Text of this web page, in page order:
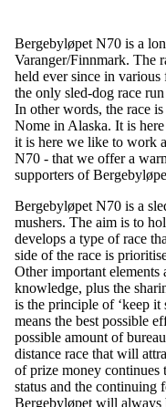
Bergebyløpet N70 is a
Varanger/Finnmark. The
held ever since in various
the only sled-dog race
In other words, the race
Nome in Alaska. It is
it is here we like to work
N70 - that we offer a
supporters of
Bergebyløpet N70 is a
mushers. The aim is to
develops a type of race
side of the race is
Other important elements
knowledge, plus the
is the principle of ‘keep it
means the best possible
possible amount of
distance race that will
of prize money continues
status and the continuing
Bergebyløpet will always